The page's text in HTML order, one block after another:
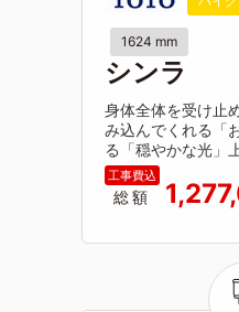
1624 mm
シンラ
身体全体を受け止
み込んでくれる「
る「穏やかな光」
総額